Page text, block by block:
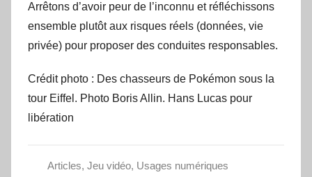
Arrêtons d’avoir peur de l’inconnu et réfléchissons
ensemble plutôt aux risques réels (données, vie
privée) pour proposer des conduites responsables.
Crédit photo : Des chasseurs de Pokémon sous la
tour Eiffel. Photo Boris Allin. Hans Lucas pour
libération
Articles, Jeu vidéo, Usages numériques